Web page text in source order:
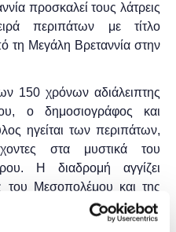
προσκαλεί τους λάτρεις
περιπάτων με τίτλο
τη Μεγάλη Βρεταννία στην
150 χρόνων αδιάλειπτης
ο δημοσιογράφος και
ηγείται των περιπάτων,
στα μυστικά του
Η διαδρομή αγγίζει
του Μεσοπολέμου και της
λεωφόρους και γραφικά
σημεία της